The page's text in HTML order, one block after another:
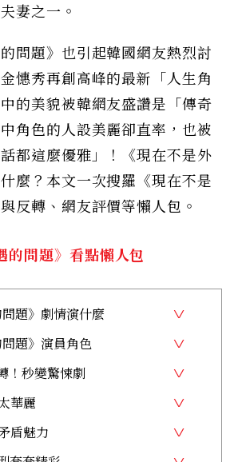
妻之一。
問題》也引起韓國網友熱烈討
憓秀再創高峰的最新「人生角
的美貌被韓網友盛讚是「傳奇
角色的人設美麗卻直率，也被
都這麼優雅」！《現在不是外
麼？本文一次搜羅《現在不是
反轉、網友評價等懶人包。
的問題》看點懶人包
問題》劇情演什麼
問題》演員角色
！秒變驚悚劇
華麗
盾魅力